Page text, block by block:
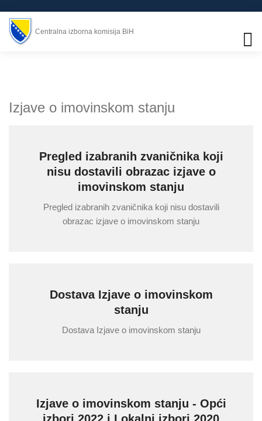
Centralna izborna komisija BiH
Izjave o imovinskom stanju
Pregled izabranih zvaničnika koji
nisu dostavili obrazac izjave o
imovinskom stanju
Pregled izabranih zvaničnika koji nisu dostavili
obrazac izjave o imovinskom stanju
Dostava Izjave o imovinskom
stanju
Dostava Izjave o imovinskom stanju
Izjave o imovinskom stanju - Opći